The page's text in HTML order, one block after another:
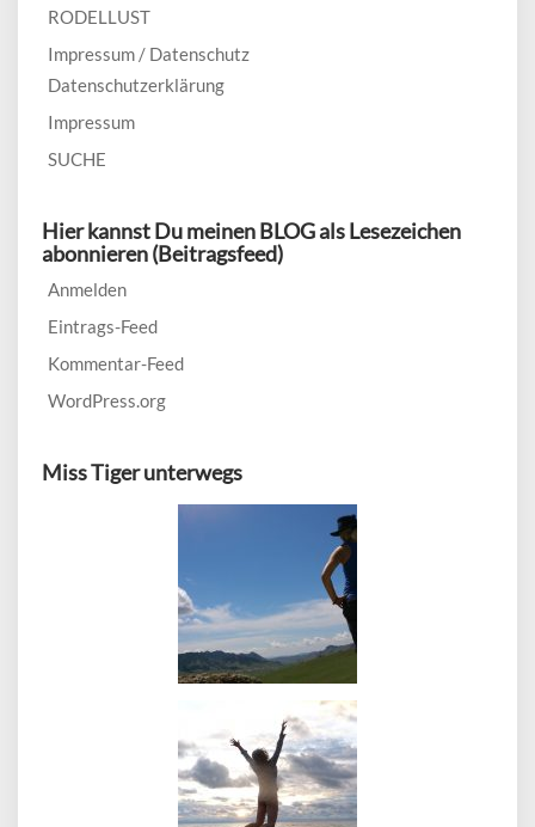
RODELLUST
Impressum / Datenschutz
Datenschutzerklärung
Impressum
SUCHE
Hier kannst Du meinen BLOG als Lesezeichen
abonnieren (Beitragsfeed)
Anmelden
Eintrags-Feed
Kommentar-Feed
WordPress.org
Miss Tiger unterwegs